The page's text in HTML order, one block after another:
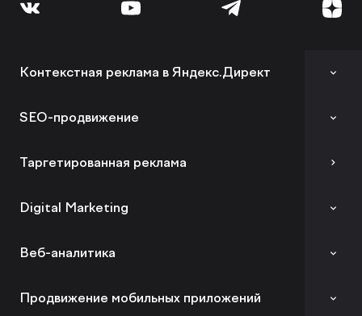
Контекстная реклама в Яндекс.Директ
Аудит контекстной рекламы
SEO-продвижение
SEO-аудит сайта
SEO-продвижение в вашей тематике
Таргетированная реклама
Digital Marketing
Комплексный digital-маркетинг
Веб-аналитика
Аудит веб-аналитики
Продвижение мобильных приложений